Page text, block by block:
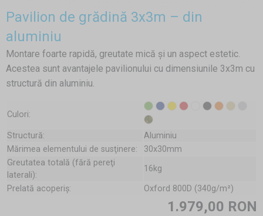
Pavilion de grădină 3x3m – din
aluminiu
Montare foarte rapidă, greutate mică și un aspect estetic.
Acestea sunt avantajele pavilionului cu dimensiunile 3x3m cu
structură din aluminiu.
Culori:
Structură:
Aluminiu
Mărimea elementului de susţinere:
30x30mm
Greutatea totală (fără pereţi
laterali):
16kg
Prelată acoperiş:
Oxford 800D (340g/m²)
1.979,00 RON